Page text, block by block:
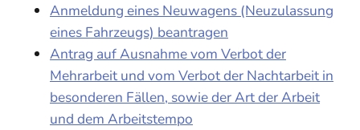
Anmeldung eines Neuwagens (Neuzulassung
eines Fahrzeugs) beantragen
Antrag auf Ausnahme vom Verbot der
Mehrarbeit und vom Verbot der Nachtarbeit in
besonderen Fällen, sowie der Art der Arbeit
und dem Arbeitstempo